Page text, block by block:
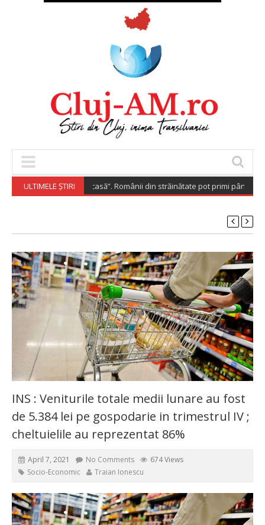
ULTIMELE ȘTIRI
Investește Acasă”. Românii din străinătate pot primi până la
INS : Veniturile totale medii lunare au fost
de 5.384 lei pe gospodarie in trimestrul IV ;
cheltuielile au reprezentat 86%
April 7, 2021 No Comments
674 Views
Socio-Economic
Traian Ionescu